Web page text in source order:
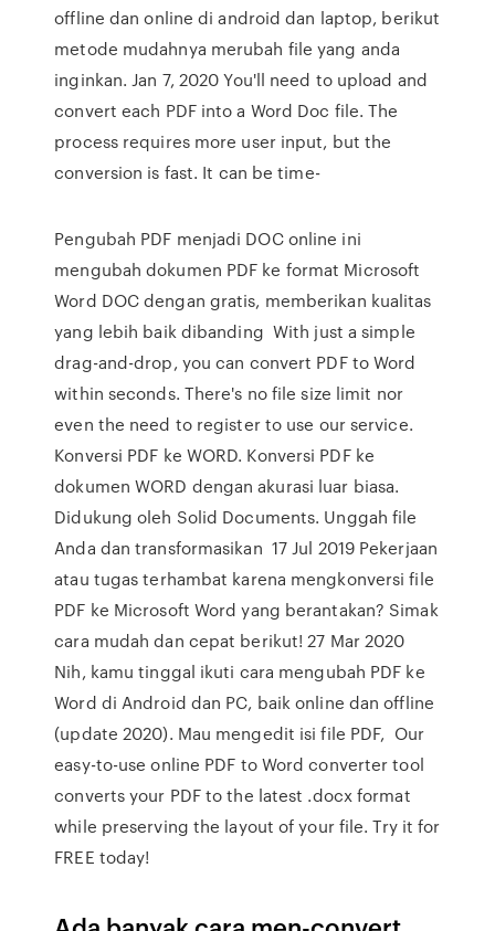
offline dan online di android dan laptop, berikut
metode mudahnya merubah file yang anda
inginkan. Jan 7, 2020 You'll need to upload and
convert each PDF into a Word Doc file. The
process requires more user input, but the
conversion is fast. It can be time-
Pengubah PDF menjadi DOC online ini
mengubah dokumen PDF ke format Microsoft
Word DOC dengan gratis, memberikan kualitas
yang lebih baik dibanding With just a simple
drag-and-drop, you can convert PDF to Word
within seconds. There's no file size limit nor
even the need to register to use our service.
Konversi PDF ke WORD. Konversi PDF ke
dokumen WORD dengan akurasi luar biasa.
Didukung oleh Solid Documents. Unggah file
Anda dan transformasikan 17 Jul 2019 Pekerjaan
atau tugas terhambat karena mengkonversi file
PDF ke Microsoft Word yang berantakan? Simak
cara mudah dan cepat berikut! 27 Mar 2020
Nih, kamu tinggal ikuti cara mengubah PDF ke
Word di Android dan PC, baik online dan offline
(update 2020). Mau mengedit isi file PDF, Our
easy-to-use online PDF to Word converter tool
converts your PDF to the latest .docx format
while preserving the layout of your file. Try it for
FREE today!